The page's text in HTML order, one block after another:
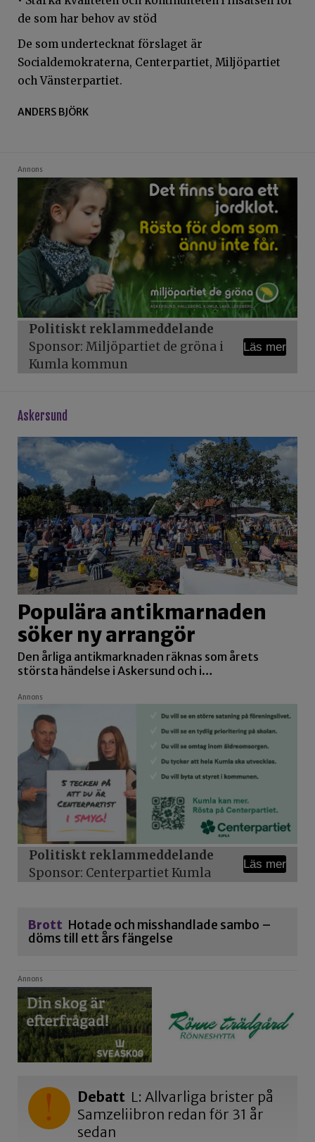
de som har behov av stöd
De som undertecknat förslaget är
Socialdemokraterna, Centerpartiet, Miljöpartiet
och Vänsterpartiet.
ANDERS BJÖRK
Annons
Politiskt reklammeddelande
Sponsor: Miljöpartiet de gröna i
Kumla kommun
Läs mer
askersund
Populära antikmarnaden
söker ny arrangör
Den årliga antikmarknaden räknas som årets
största händelse i Askersund och i…
Annons
Politiskt reklammeddelande
Sponsor: Centerpartiet Kumla
Läs mer
Brott Hotade och misshandlade sambo –
döms till ett års fängelse
Annons
Debatt L: Allvarliga brister på
Samzeliibron redan för 31 år
sedan